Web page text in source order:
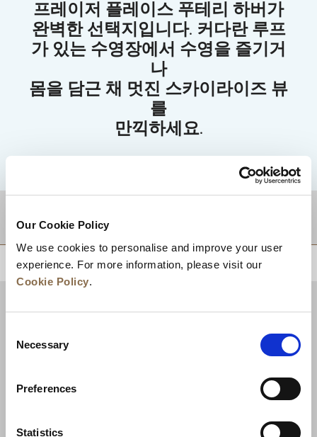
Our Cookie Policy
We use cookies to personalise and improve your user
experience. For more information, please visit our
Cookie Policy.
Selection
Necessary
Preferences
Statistics
프레이저 플레이스 푸테리 하버가
완벽한 선택지입니다. 커다란 루프
가 있는 수영장에서 수영을 즐기거
나
몸을 담근 채 멋진 스카이라이즈 뷰
를
만끽하세요.
적지
상단으로 돌아가기